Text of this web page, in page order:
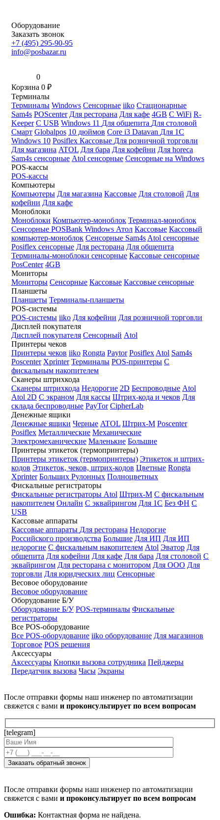
Оборудование
Заказать звонок
+7 (495) 295-90-95
info@posbazar.ru
0
Корзина 0 ₽
Терминалы
Терминалы Windows Сенсорные iiko Стационарные
Sam4s POScenter Для ресторана Для кафе 4GB С WiFi R-
Keeper С USB Windows 11 Для общепита Для столовой
Смарт Globalpos 10 дюймов Core i3 Datavan Для 1С
Windows 10 Posiflex Кассовые Для розничной торговли
Для магазина ATOL Для бара Для кофейни Для horeca
Sam4s сенсорные Atol сенсорные Сенсорные на Windows
POS-кассы
POS-кассы
Компьютеры
Компьютеры Для магазина Кассовые Для столовой Для
кофейни Для кафе
Моноблоки
Моноблоки Компьютер-моноблок Терминал-моноблок
Сенсорные POSBank Windows Атол Кассовые Кассовый
компьютер-моноблок Сенсорные Sam4s Atol сенсорные
Posiflex сенсорные Для ресторана Для общепита
Терминалы-моноблоки сенсорные Кассовые сенсорные
PosCenter 4GB
Мониторы
Мониторы Сенсорные Кассовые Кассовые сенсорные
Планшеты
Планшеты Терминалы-планшеты
POS-системы
POS-системы iiko Для кофейни Для розничной торговли
Дисплей покупателя
Дисплей покупателя Сенсорный Atol
Принтеры чеков
Принтеры чеков iiko Rongta Paytor Posiflex Atol Sam4s
Poscenter Xprinter Терминалы POS-принтеры С
фискальным накопителем
Сканеры штрихкода
Сканеры штрихкода Недорогие 2D Беспроводные Atol
Atol 2D С экраном Для кассы Штрих-кода и чеков Для
склада беспроводные PayTor CipherLab
Денежные ящики
Денежные ящики Черные ATOL Штрих-М Poscenter
Posiflex Металлические Механические
Электромеханические Маленькие Большие
Принтеры этикеток (термопринтеры)
Принтеры этикеток (термопринтеры) Этикеток и штрих-
кодов Этикеток, чеков, штрих-кодов Цветные Rongta
Xprinter Больших Рулонных Полноцветных
Фискальные регистраторы
Фискальные регистраторы Atol Штрих-М С фискальным
накопителем Онлайн С эквайрингом Для 1С Без ФН С
USB
Кассовые аппараты
Кассовые аппараты Для ресторана Недорогие
Российского производства Большие Для ИП Для ИП
недорогие С фискальным накопителем Atol Эватор Для
общепита Для кофейни Для кафе Для бара Для столовой С
эквайрингом Для ресторана с монитором Для ООО Для
торговли Для юридческих лиц Сенсорные
Весовое оборудование
Весовое оборудование
Оборудование Б/У
Оборудование Б/У POS-терминалы Фискальные
регистраторы
Все POS-оборудование
Все POS-оборудование iiko оборудование Для магазинов
Торговое POS решения
Аксессуары
Аксессуары Кнопки вызова сотрудника Пейджеры
Передатчик вызова Часы Экраны
После отправки формы наш инженер по автоматизации
свяжется с вами и проконсультирует по всем вопросам
[telegram]
После отправки формы наш инженер по автоматизации
свяжется с вами и проконсультирует по всем вопросам
Ошибка: Контактная форма не найдена.